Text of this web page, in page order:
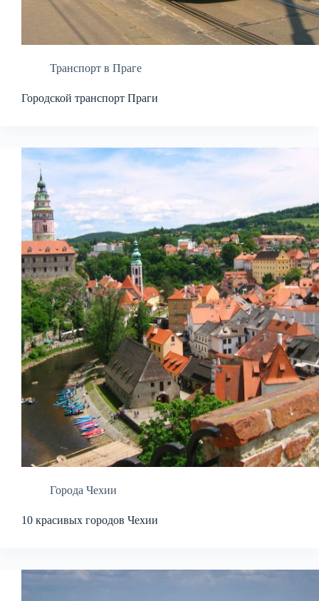
Транспорт в Праге
Городской транспорт Праги
Города Чехии
10 красивых городов Чехии